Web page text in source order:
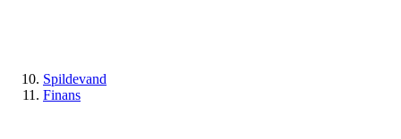
Spildevand
Finans